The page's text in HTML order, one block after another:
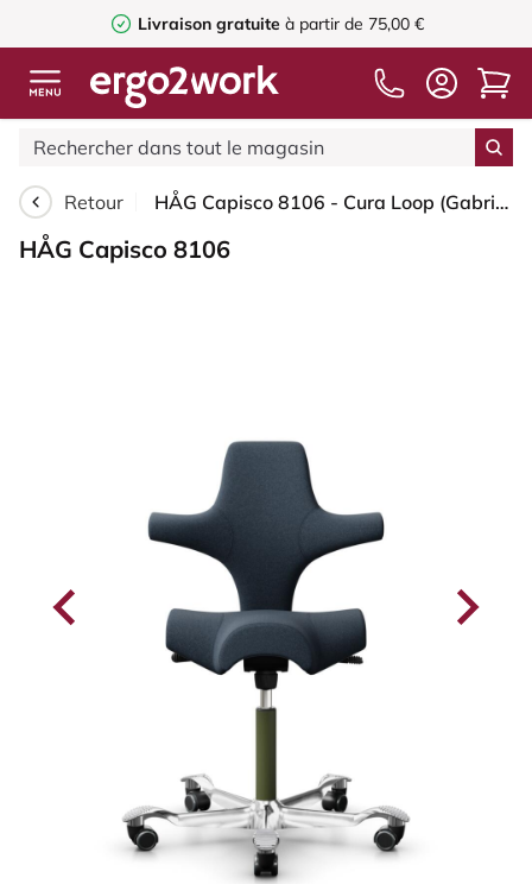
Livraison gratuite à partir de 75,00 €
Retour HÅG Capisco 8106 - Cura Loop (Gabriel) - Polyester recyclé - CLP66165 Blue - Moss Grey - 265 mm (hauteur d’assise 53–79 cm) - Roues dures pour sols souples
HÅG Capisco 8106